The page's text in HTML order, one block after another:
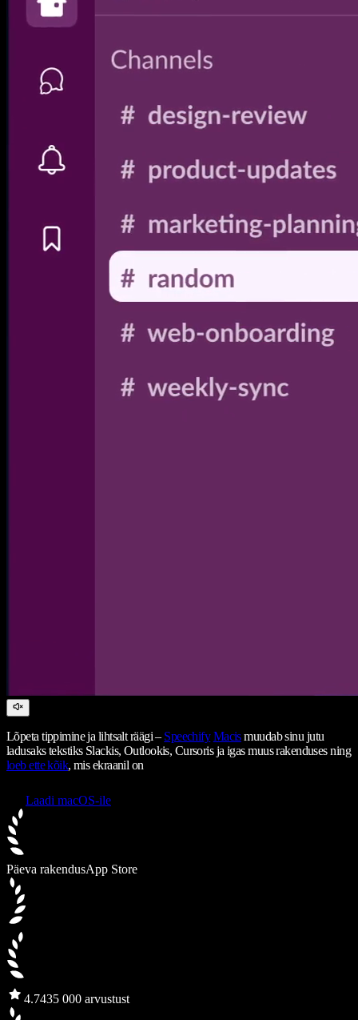
Lõpeta tippimine ja lihtsalt räägi – Speechify Macismuudab sinu jutu
ladusaks tekstiks Slackis, Outlookis, Cursoris ja igas muus rakenduses ning
loeb ette kõik, mis ekraanil on
Laadi macOS-ile
Päeva rakendusApp Store
4.7435 000 arvustust